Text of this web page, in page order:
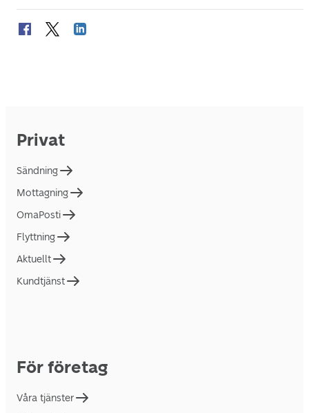
Privat
Sändning
Mottagning
OmaPosti
Flyttning
Aktuellt
Kundtjänst
För företag
Våra tjänster